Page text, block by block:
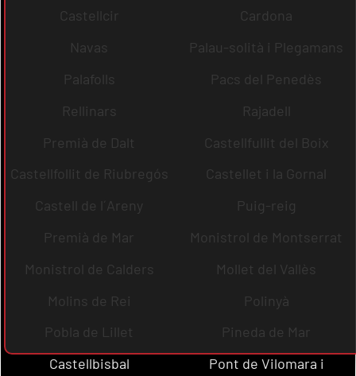
Castellcir
Cardona
Navas
Palau-solità i Plegamans
Palafolls
Pacs del Penedès
Rellinars
Rajadell
Premià de Dalt
Castellfullit del Boix
Castellfollit de Riubregós
Castellet i la Gornal
Castell de l´Areny
Puig-reig
Premià de Mar
Monistrol de Montserrat
Monistrol de Calders
Mollet del Vallès
Molins de Rei
Polinyà
Pobla de Lillet
Pineda de Mar
Castellbisbal
Pont de Vilomara i